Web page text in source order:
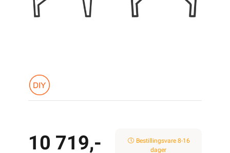
10 719,-
Bestillingsvare 8-16
dager